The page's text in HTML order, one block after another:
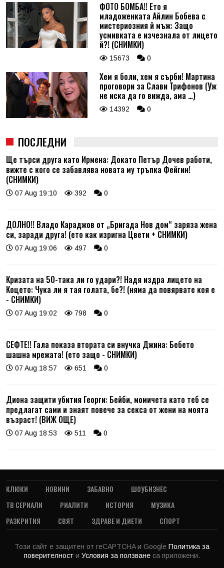
ФОТО БОМБА!! Ето я
младоженката Айлин Бобева с
мистериозния й мъж: Защо
усмивката е изчезнала от лицето
й?! (СНИМКИ)
15673 0
Хем я боли, хем я сърби! Мартина
проговори за Слави Трифонов (Уж
не иска да го вижда, ама …)
14392 0
ПОСЛЕДНИ
Ще търси друга като Ирмена: Докато Петър Дочев работи,
вижте с кого се забавлява новата му тръпка Фейгин!
(СНИМКИ)
07 Aug 19:10 392 0
ДОЛНО!! Владо Караджов от „Бригада Нов дом“ заряза жена
си, заради друга! (ето как изригна Цвети + СНИМКИ)
07 Aug 19:06 497 0
Кризата на 50-така ли го удари?! Надя издра лицето на
Коцето: Чука ли я тая голата, бе?! (няма да повярвате коя е
- СНИМКИ)
07 Aug 19:02 798 0
СЕФТЕ!! Гала показа втората си внучка Джина: Бебето
шашна мрежата! (ето защо - СНИМКИ)
07 Aug 18:57 651 0
Диона защити убития Георги: Бейби, момичета като теб се
предлагат сами и знаят повече за секса от жени на моята
възраст! (ВИЖ ОЩЕ)
07 Aug 18:53 511 0
КЛЮКИ НОВИНИ ЗАБАВНО
ШОУБИЗНЕС
ТВ СЕРИАЛИ
РИАЛИТИ ИСТОРИЯ
МУЗИКА
РАЗКРИТИЯ
СВЯТ ЗДРАВЕ И ДИЕТИ СПОРТ
Този сайт е защитен от reCAPTCHA и Google Политика за
поверителност и Условия за ползване са приложени.